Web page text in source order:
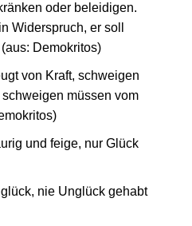
oder beleidigen.
Widerspruch, er soll
Demokritos)
von Kraft, schweigen
müssen vom
und feige, nur Glück
nie Unglück gehabt